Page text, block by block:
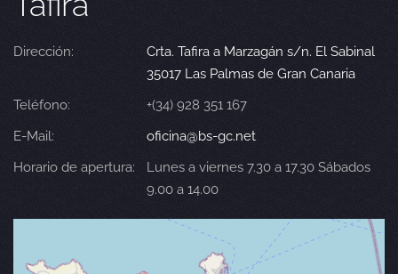
Dirección:
Crta. Tafira a Marzagán s/n. El Sabinal
35017 Las Palmas de Gran Canaria
Teléfono:
+(34) 928 351 167
E-Mail:
oficina@bs-gc.net
Horario de apertura:
Lunes a viernes 7.30 a 17.30 Sábados
9.00 a 14.00